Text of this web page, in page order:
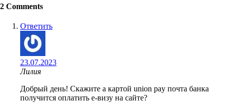
2 Comments
Ответить
23.07.2023
Лилия
Добрый день! Скажите а картой union pay почта банка
получится оплатить е-визу на сайте?